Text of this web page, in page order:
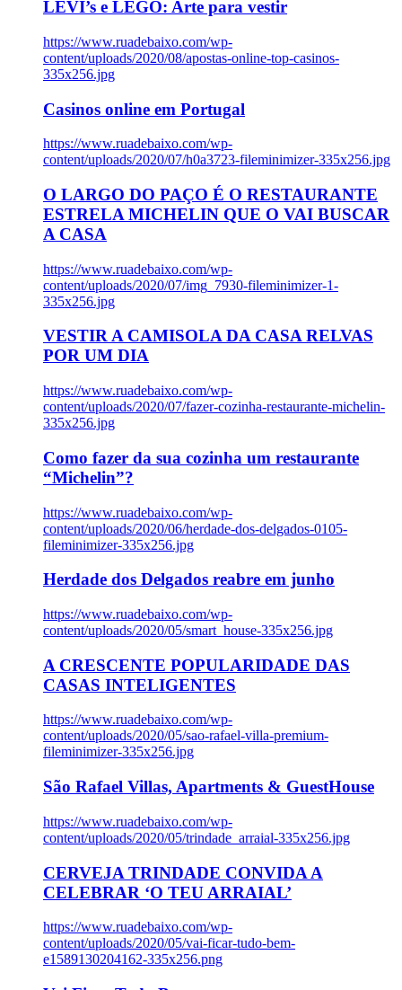
LEVI’s e LEGO: Arte para vestir
https://www.ruadebaixo.com/wp-
content/uploads/2020/08/apostas-online-top-casinos-
335x256.jpg
Casinos online em Portugal
https://www.ruadebaixo.com/wp-
content/uploads/2020/07/h0a3723-fileminimizer-335x256.jpg
O LARGO DO PAÇO É O RESTAURANTE
ESTRELA MICHELIN QUE O VAI BUSCAR
A CASA
https://www.ruadebaixo.com/wp-
content/uploads/2020/07/img_7930-fileminimizer-1-
335x256.jpg
VESTIR A CAMISOLA DA CASA RELVAS
POR UM DIA
https://www.ruadebaixo.com/wp-
content/uploads/2020/07/fazer-cozinha-restaurante-michelin-
335x256.jpg
Como fazer da sua cozinha um restaurante
“Michelin”?
https://www.ruadebaixo.com/wp-
content/uploads/2020/06/herdade-dos-delgados-0105-
fileminimizer-335x256.jpg
Herdade dos Delgados reabre em junho
https://www.ruadebaixo.com/wp-
content/uploads/2020/05/smart_house-335x256.jpg
A CRESCENTE POPULARIDADE DAS
CASAS INTELIGENTES
https://www.ruadebaixo.com/wp-
content/uploads/2020/05/sao-rafael-villa-premium-
fileminimizer-335x256.jpg
São Rafael Villas, Apartments & GuestHouse
https://www.ruadebaixo.com/wp-
content/uploads/2020/05/trindade_arraial-335x256.jpg
CERVEJA TRINDADE CONVIDA A
CELEBRAR ‘O TEU ARRAIAL’
https://www.ruadebaixo.com/wp-
content/uploads/2020/05/vai-ficar-tudo-bem-
e1589130204162-335x256.png